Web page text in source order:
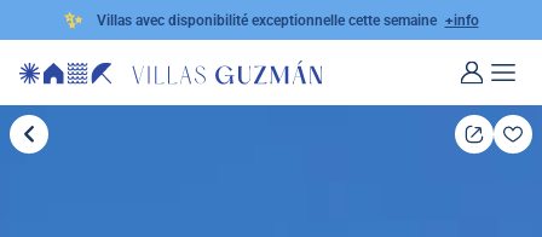
✨ Villas avec disponibilité exceptionnelle cette semaine +info